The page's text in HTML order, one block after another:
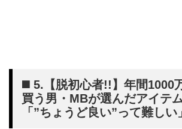
◼️ 5.【脱初心者!!】年間1000
買う男・MBが選んだアイテ
「”ちょうど良い”って難しい」